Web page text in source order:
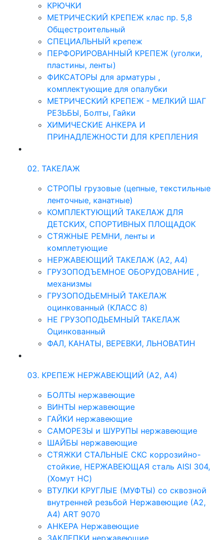
КРЮЧКИ
МЕТРИЧЕСКИЙ КРЕПЕЖ клас пр. 5,8
Общестроительный
СПЕЦИАЛЬНЫЙ крепеж
ПЕРФОРИРОВАННЫЙ КРЕПЕЖ (уголки,
пластины, ленты)
ФИКСАТОРЫ для арматуры ,
комплектующие для опалубки
МЕТРИЧЕСКИЙ КРЕПЕЖ - МЕЛКИЙ ШАГ
РЕЗЬБЫ, Болты, Гайки
ХИМИЧЕСКИЕ АНКЕРА И
ПРИНАДЛЕЖНОСТИ ДЛЯ КРЕПЛЕНИЯ
02. ТАКЕЛАЖ
СТРОПЫ грузовые (цепные, текстильные
ленточные, канатные)
КОМПЛЕКТУЮЩИЙ ТАКЕЛАЖ ДЛЯ
ДЕТСКИХ, СПОРТИВНЫХ ПЛОЩАДОК
СТЯЖНЫЕ РЕМНИ, ленты и
комплетующие
НЕРЖАВЕЮЩИЙ ТАКЕЛАЖ (А2, А4)
ГРУЗОПОДЪЕМНОЕ ОБОРУДОВАНИЕ ,
механизмы
ГРУЗОПОДЬЕМНЫЙ ТАКЕЛАЖ
оцинкованный (КЛАСС 8)
НЕ ГРУЗОПОДЬЕМНЫЙ ТАКЕЛАЖ
Оцинкованный
ФАЛ, КАНАТЫ, ВЕРЕВКИ, ЛЬНОВАТИН
03. КРЕПЕЖ НЕРЖАВЕЮЩИЙ (А2, А4)
БОЛТЫ нержавеющие
ВИНТЫ нержавеющие
ГАЙКИ нержавеющие
САМОРЕЗЫ и ШУРУПЫ нержавеющие
ШАЙБЫ нержавеющие
СТЯЖКИ СТАЛЬНЫЕ СКС коррозийно-
стойкие, НЕРЖАВЕЮЩАЯ сталь AISI 304,
(Хомут НС)
ВТУЛКИ КРУГЛЫЕ (МУФТЫ) со сквозной
внутренней резьбой Нержавеющие (А2,
А4) ART 9070
АНКЕРА Нержавеющие
ЗАКЛЕПКИ нержавеющие